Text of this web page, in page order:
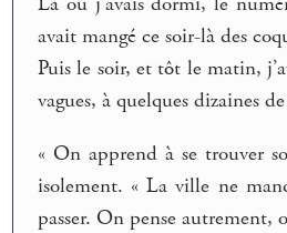
avait mangé ce soir-là des
Puis le soir, et tôt le matin,
vagues, à quelques dizaines
« On apprend à se trouver
isolement. « La ville ne
passer. On pense autrement,